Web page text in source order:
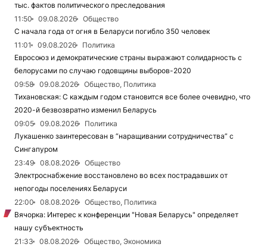
тыс. фактов политического преследования
11:50
09.08.2026
Общество
С начала года от огня в Беларуси погибло 350 человек
11:01
09.08.2026
Политика
Евросоюз и демократические страны выражают солидарность с
белорусами по случаю годовщины выборов-2020
09:58
09.08.2026
Общество, Политика
Тихановская: С каждым годом становится все более очевидно, что
2020-й безвозвратно изменил Беларусь
09:05
09.08.2026
Политика
Лукашенко заинтересован в “наращивании сотрудничества” с
Сингапуром
23:49
08.08.2026
Общество
Электроснабжение восстановлено во всех пострадавших от
непогоды поселениях Беларуси
22:00
08.08.2026
Общество, Политика
Вячорка: Интерес к конференции "Новая Беларусь" определяет
нашу субъектность
21:33
08.08.2026
Общество, Экономика